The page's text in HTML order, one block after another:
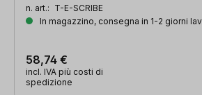
n. art.: T-E-SCRIBE
In magazzino, consegna in 1-2 giorni
58,74 €
incl. IVA più costi di
spedizione